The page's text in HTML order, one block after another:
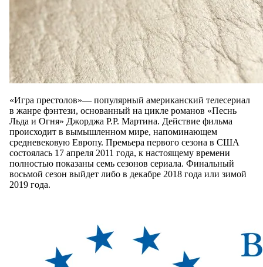
«Игра престолов»— популярный американский телесериал
в жанре фэнтези, основанный на цикле романов «Песнь
Льда и Огня» Джорджа Р.Р. Мартина. Действие фильма
происходит в вымышленном мире, напоминающем
средневековую Европу. Премьера первого сезона в США
состоялась 17 апреля 2011 года, к настоящему времени
полностью показаны семь сезонов сериала. Финальный
восьмой сезон выйдет либо в декабре 2018 года или зимой
2019 года.